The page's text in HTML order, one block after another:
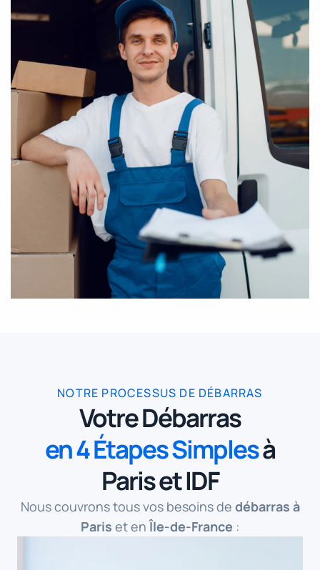
NOTRE PROCESSUS DE DÉBARRAS
Votre Débarras
en 4 Étapes Simplesà
Paris et IDF
Nous couvrons tous vos besoins de débarras à
Paris et enÎle-de-France :